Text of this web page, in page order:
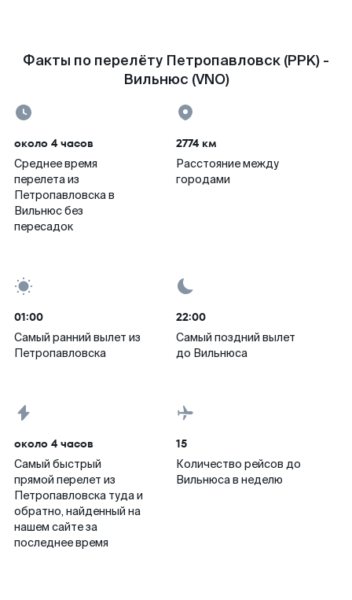
Факты по перелёту Петропавловск (PPK) -
Вильнюс (VNO)
около 4 часов
Среднее время
перелета из
Петропавловска в
Вильнюс без
пересадок
2774 км
Расстояние между
городами
01:00
Самый ранний вылет из
Петропавловска
22:00
Самый поздний вылет
до Вильнюса
около 4 часов
Самый быстрый
прямой перелет из
Петропавловска туда и
обратно, найденный на
нашем сайте за
последнее время
15
Количество рейсов до
Вильнюса в неделю